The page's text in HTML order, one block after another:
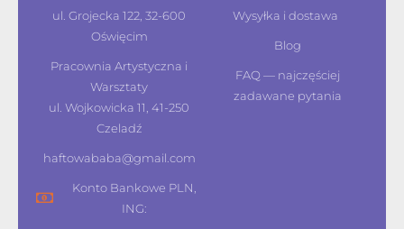
ul. Grojecka 122, 32-600
Oświęcim
Pracownia Artystyczna i
Warsztaty
ul. Wojkowicka 11, 41-250
Czeladź
haftowababa@gmail.com
Konto Bankowe PLN,
ING:
Wysyłka i dostawa
Blog
FAQ — najczęściej
zadawane pytania